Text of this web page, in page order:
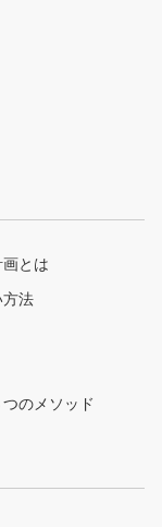
とは
方法
のメソッド